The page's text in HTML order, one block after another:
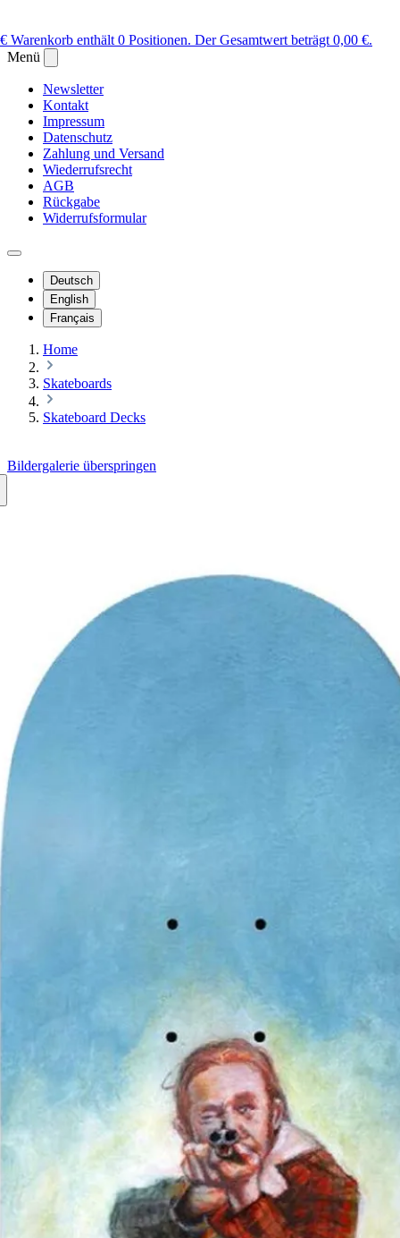
Warenkorb enthält 0 Positionen. Der Gesamtwert beträgt 0,00 €.
Menü
Newsletter
Kontakt
Impressum
Datenschutz
Zahlung und Versand
Wiederrufsrecht
AGB
Rückgabe
Widerrufsformular
Deutsch
English
Français
Home
Skateboards
Skateboard Decks
Bildergalerie überspringen